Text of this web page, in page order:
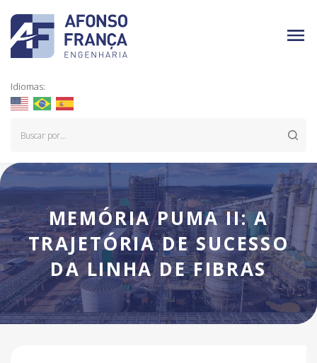
Idiomas:
MEMÓRIA PUMA II: A
TRAJETÓRIA DE SUCESSO
DA LINHA DE FIBRAS